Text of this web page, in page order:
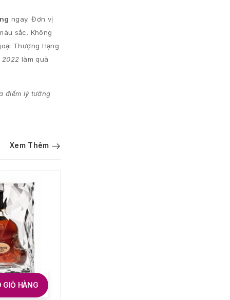
ngay. Đơn vị
sắc. Không
Thượng Hạng
2022 làm quà
điểm lý tưởng
Xem Thêm
GIỎ HÀNG